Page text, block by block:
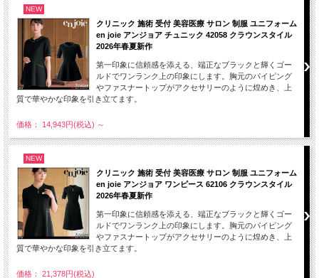
NEW
クリニック 施術 受付 美容医療 サロン 制服 ユニフォーム
en joie アンジョア チュニック 42058 クラウンスタイル
2026年春夏新作
第一印象に信頼感を添える、端正なブラックと輝くゴー
ルドでワンランク上の印象にします。胸元のパイピング
やファスナートップがアクセサリーのように煌めき、上
質で華やかな印象を引き立てます。
価格： 14,943円(税込) ～
NEW
クリニック 施術 受付 美容医療 サロン 制服 ユニフォーム
en joie アンジョア ワンピース 62106 クラウンスタイル
2026年春夏新作
第一印象に信頼感を添える、端正なブラックと輝くゴー
ルドでワンランク上の印象にします。胸元のパイピング
やファスナートップがアクセサリーのように煌めき、上
質で華やかな印象を引き立てます。
価格： 21,378円(税込)